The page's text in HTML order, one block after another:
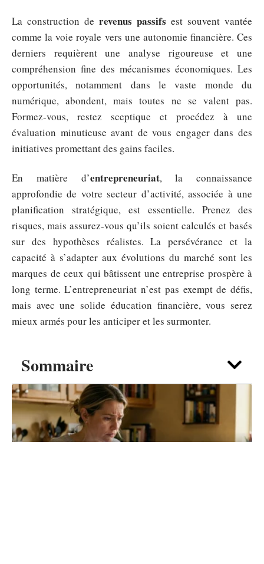
Sommaire
La construction de revenus passifs est souvent vantée
comme la voie royale vers une autonomie financière. Ces
derniers requièrent une analyse rigoureuse et une
compréhension fine des mécanismes économiques. Les
opportunités, notamment dans le vaste monde du
numérique, abondent, mais toutes ne se valent pas.
Formez-vous, restez sceptique et procédez à une
évaluation minutieuse avant de vous engager dans des
initiatives promettant des gains faciles.
En matière d’entrepreneuriat, la connaissance
approfondie de votre secteur d’activité, associée à une
planification stratégique, est essentielle. Prenez des
risques, mais assurez-vous qu’ils soient calculés et basés
sur des hypothèses réalistes. La persévérance et la
capacité à s’adapter aux évolutions du marché sont les
marques de ceux qui bâtissent une entreprise prospère à
long terme. L’entrepreneuriat n’est pas exempt de défis,
mais avec une solide éducation financière, vous serez
mieux armés pour les anticiper et les surmonter.